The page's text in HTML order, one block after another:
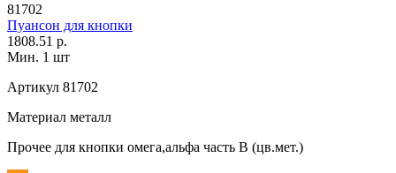
81702
Пуансон для кнопки
1808.51 р.
Мин. 1 шт
Артикул 81702
Материал металл
Прочее для кнопки омега,альфа часть В (цв.мет.)